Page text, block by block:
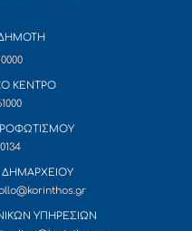
ΚΕΝΤΡΟ
ΥΠΗΡΕΣΙΩΝ